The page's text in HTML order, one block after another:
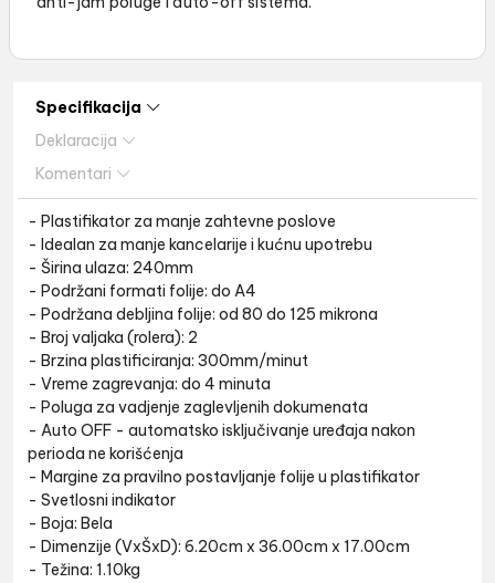
Specifikacija
Deklaracija
Komentari
- Plastifikator za manje zahtevne poslove
- Idealan za manje kancelarije i kućnu upotrebu
- Širina ulaza: 240mm
- Podržani formati folije: do A4
- Podržana debljina folije: od 80 do 125 mikrona
- Broj valjaka (rolera): 2
- Brzina plastificiranja: 300mm/minut
- Vreme zagrevanja: do 4 minuta
- Poluga za vadjenje zaglevljenih dokumenata
- Auto OFF - automatsko isključivanje uređaja nakon
perioda ne korišćenja
- Margine za pravilno postavljanje folije u plastifikator
- Svetlosni indikator
- Boja: Bela
- Dimenzije (VxŠxD): 6.20cm x 36.00cm x 17.00cm
- Težina: 1.10kg